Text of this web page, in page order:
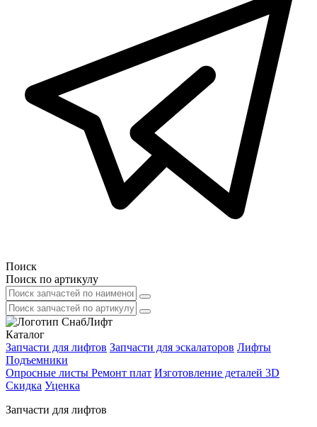
Поиск
Поиск по артикулу
Каталог
Запчасти для лифтов Запчасти для эскалаторов Лифты
Подъемники
Опросные листы Ремонт плат Изготовление деталей 3D
Скидка Уценка
Запчасти для лифтов